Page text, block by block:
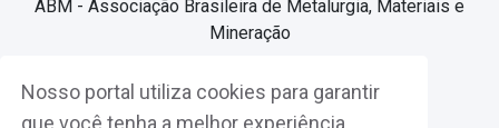
Nosso portal utiliza cookies para garantir
que você tenha a melhor experiência
ABM - Associação Brasileira de Metalurgia, Materiais e
Mineração
Associe-se